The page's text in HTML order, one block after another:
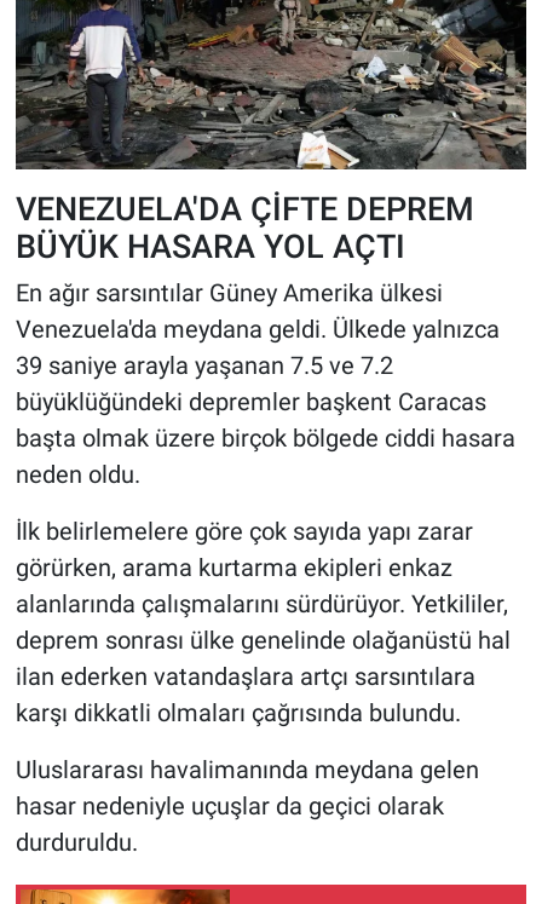
VENEZUELA'DA ÇİFTE DEPREM
BÜYÜK HASARA YOL AÇTI
En ağır sarsıntılar Güney Amerika ülkesi
Venezuela'da meydana geldi. Ülkede yalnızca
39 saniye arayla yaşanan 7.5 ve 7.2
büyüklüğündeki depremler başkent Caracas
başta olmak üzere birçok bölgede ciddi hasara
neden oldu.
İlk belirlemelere göre çok sayıda yapı zarar
görürken, arama kurtarma ekipleri enkaz
alanlarında çalışmalarını sürdürüyor. Yetkililer,
deprem sonrası ülke genelinde olağanüstü hal
ilan ederken vatandaşlara artçı sarsıntılara
karşı dikkatli olmaları çağrısında bulundu.
Uluslararası havalimanında meydana gelen
hasar nedeniyle uçuşlar da geçici olarak
durduruldu.